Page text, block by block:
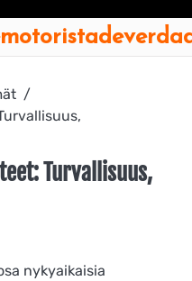
Us
Us
Turvallisuus,
nykyaikaisia